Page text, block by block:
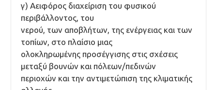
γ) Αειφόρος διαχείριση του φυσικού
περιβάλλοντος, του
νερού, των αποβλήτων, της ενέργειας και των
τοπίων, στο πλαίσιο μιας
ολοκληρωμένης προσέγγισης στις σχέσεις
μεταξύ βουνών και πόλεων/πεδινών
περιοχών και την αντιμετώπιση της κλιματικής